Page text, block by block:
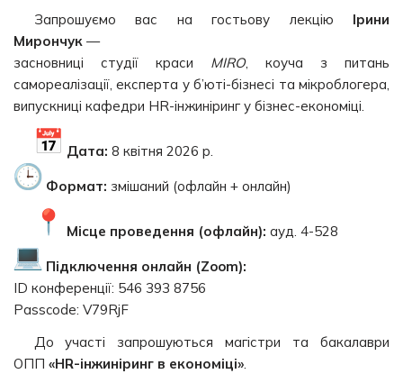
Запрошуємо вас на гостьову лекцію Ірини
Мирончук —
засновниці студії краси MIRO, коуча з питань
самореалізації, експерта у б’юті-бізнесі та мікроблогера,
випускниці кафедри HR-інжиніринг у бізнес-економіці.
Дата: 8 квітня 2026 р.
Формат: змішаний (офлайн + онлайн)
Місце проведення (офлайн): ауд. 4-528
Підключення онлайн (Zoom):
ID конференції: 546 393 8756
Passcode: V79RjF
До участі запрошуються магістри та бакалаври
ОПП «HR-інжиніринг в економіці»